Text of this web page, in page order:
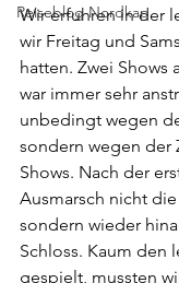
Reiseblog Nordkap
Wir erfuhren in der
wir Freitag und
hatten. Zwei Shows
war immer sehr
unbedingt wegen
sondern wegen der
Shows. Nach der
Ausmarsch nicht
sondern wieder
Schloss. Kaum den
gespielt, mussten